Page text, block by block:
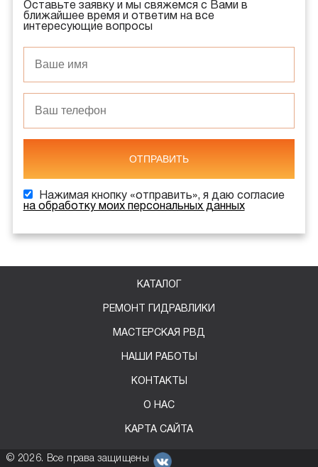
Оставьте заявку и мы свяжемся с Вами в
ближайшее время и ответим на все
интересующие вопросы
ОТПРАВИТЬ
Нажимая кнопку «отправить», я даю согласие
на обработку моих персональных данных
КАТАЛОГ
РЕМОНТ ГИДРАВЛИКИ
МАСТЕРСКАЯ РВД
НАШИ РАБОТЫ
КОНТАКТЫ
О НАС
КАРТА САЙТА
© 2026. Все права защищены